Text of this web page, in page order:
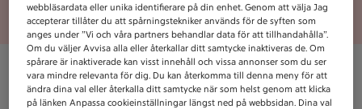
Unknown error
webbläsardata eller unika identifierare på din enhet. Genom att välja Jag
accepterar tillåter du att spårningstekniker används för de syften som
anges under ”Vi och våra partners behandlar data för att tillhandahålla”.
Om du väljer Avvisa alla eller återkallar ditt samtycke inaktiveras de. Om
spårare är inaktiverade kan visst innehåll och vissa annonser som du ser
vara mindre relevanta för dig. Du kan återkomma till denna meny för att
ändra dina val eller återkalla ditt samtycke när som helst genom att klicka
på länken Anpassa cookieinställningar längst ned på webbsidan. Dina val